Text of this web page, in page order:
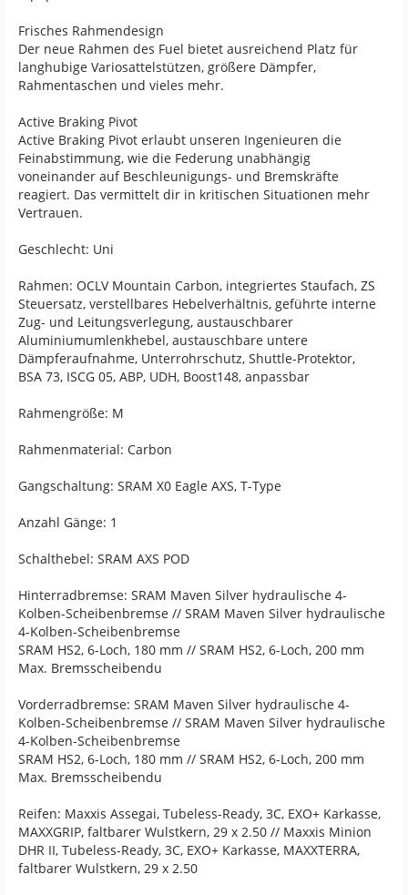
Frisches Rahmendesign
Der neue Rahmen des Fuel bietet ausreichend Platz für
langhubige Variosattelstützen, größere Dämpfer,
Rahmentaschen und vieles mehr.
Active Braking Pivot
Active Braking Pivot erlaubt unseren Ingenieuren die
Feinabstimmung, wie die Federung unabhängig
voneinander auf Beschleunigungs- und Bremskräfte
reagiert. Das vermittelt dir in kritischen Situationen mehr
Vertrauen.
Geschlecht: Uni
Rahmen: OCLV Mountain Carbon, integriertes Staufach, ZS
Steuersatz, verstellbares Hebelverhältnis, geführte interne
Zug- und Leitungsverlegung, austauschbarer
Aluminiumumlenkhebel, austauschbare untere
Dämpferaufnahme, Unterrohrschutz, Shuttle-Protektor,
BSA 73, ISCG 05, ABP, UDH, Boost148, anpassbar
Rahmengröße: M
Rahmenmaterial: Carbon
Gangschaltung: SRAM X0 Eagle AXS, T-Type
Anzahl Gänge: 1
Schalthebel: SRAM AXS POD
Hinterradbremse: SRAM Maven Silver hydraulische 4-
Kolben-Scheibenbremse // SRAM Maven Silver hydraulische
4-Kolben-Scheibenbremse
SRAM HS2, 6-Loch, 180 mm // SRAM HS2, 6-Loch, 200 mm
Max. Bremsscheibendu
Vorderradbremse: SRAM Maven Silver hydraulische 4-
Kolben-Scheibenbremse // SRAM Maven Silver hydraulische
4-Kolben-Scheibenbremse
SRAM HS2, 6-Loch, 180 mm // SRAM HS2, 6-Loch, 200 mm
Max. Bremsscheibendu
Reifen: Maxxis Assegai, Tubeless-Ready, 3C, EXO+ Karkasse,
MAXXGRIP, faltbarer Wulstkern, 29 x 2.50 // Maxxis Minion
DHR II, Tubeless-Ready, 3C, EXO+ Karkasse, MAXXTERRA,
faltbarer Wulstkern, 29 x 2.50